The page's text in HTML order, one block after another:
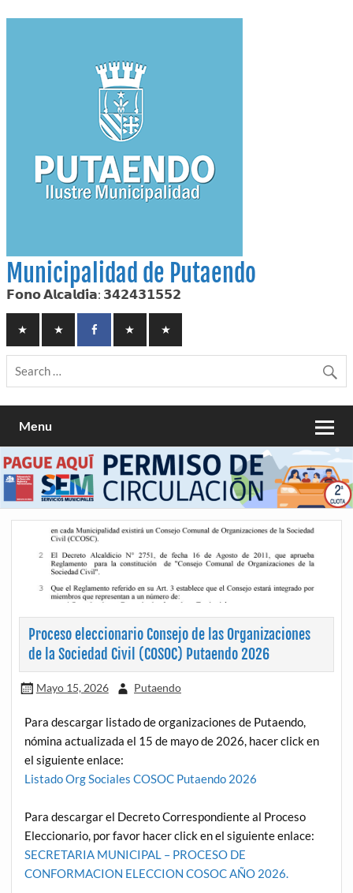
to
Municipalidad de Putaendo
𝗙𝗼𝗻𝗼 𝗔𝗹𝗰𝗮𝗹𝗱𝗶́𝗮: 𝟯𝟰𝟮𝟰𝟯𝟭𝟱𝟱𝟮
Menu
Proceso eleccionario Consejo de las Organizaciones
de la Sociedad Civil (COSOC) Putaendo 2026
Mayo 15, 2026 Putaendo
Para descargar listado de organizaciones de Putaendo,
nómina actualizada el 15 de mayo de 2026, hacer click en
el siguiente enlace:
Listado Org Sociales COSOC Putaendo 2026
Para descargar el Decreto Correspondiente al Proceso
Eleccionario, por favor hacer click en el siguiente enlace:
SECRETARIA MUNICIPAL – PROCESO DE
CONFORMACION ELECCION COSOC AÑO 2026.